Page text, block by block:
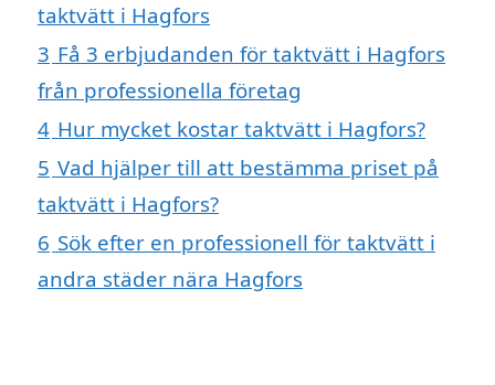
taktvätt i Hagfors
3 Få 3 erbjudanden för taktvätt i Hagfors
från professionella företag
4 Hur mycket kostar taktvätt i Hagfors?
5 Vad hjälper till att bestämma priset på
taktvätt i Hagfors?
6 Sök efter en professionell för taktvätt i
andra städer nära Hagfors